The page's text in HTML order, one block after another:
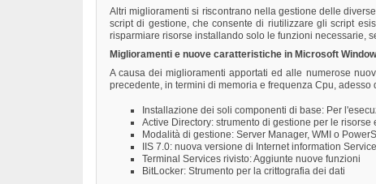
Altri miglioramenti si riscontrano nella gestione delle
script di gestione, che consente di riutilizzare gli script
risparmiare risorse installando solo le funzioni necessarie,
Miglioramenti e nuove caratteristiche in Microsoft
A causa dei miglioramenti apportati ed alle numerose
precedente, in termini di memoria e frequenza Cpu,
Installazione dei soli componenti di base: Per
Active Directory: strumento di gestione per le risorse
Modalità di gestione: Server Manager, WMI o
IIS 7.0: nuova versione di Internet information
Terminal Services rivisto: Aggiunte nuove funzioni
BitLocker: Strumento per la crittografia dei dati